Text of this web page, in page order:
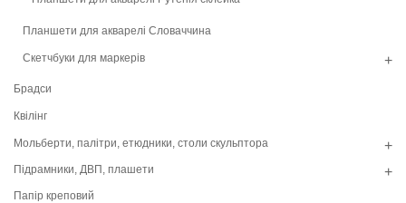
Планшети для акварелі Словаччина
+
Скетчбуки для маркерів
Брадси
Квілінг
+
Мольберти, палітри, етюдники, столи скульптора
+
Підрамники, ДВП, плашети
Папір креповий